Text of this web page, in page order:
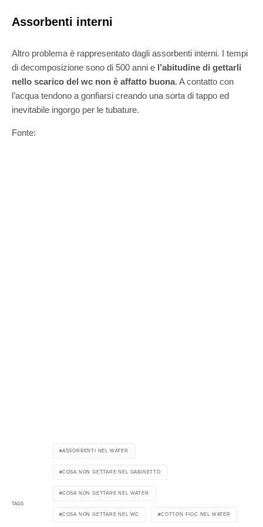
Assorbenti interni
Altro problema è rappresentato dagli assorbenti interni. I tempi
di decomposizione sono di 500 anni e l’abitudine di gettarli
nello scarico del wc non è affatto buona. A contatto con
l’acqua tendono a gonfiarsi creando una sorta di tappo ed
inevitabile ingorgo per le tubature.
Fonte:
TAGS
ASSORBENTI NEL WATER
COSA NON GETTARE NEL GABINETTO
COSA NON GETTARE NEL WATER
COSA NON GETTARE NEL WC COTTON FIOC NEL WATER